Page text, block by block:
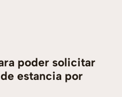
poder solicitar
estancia por